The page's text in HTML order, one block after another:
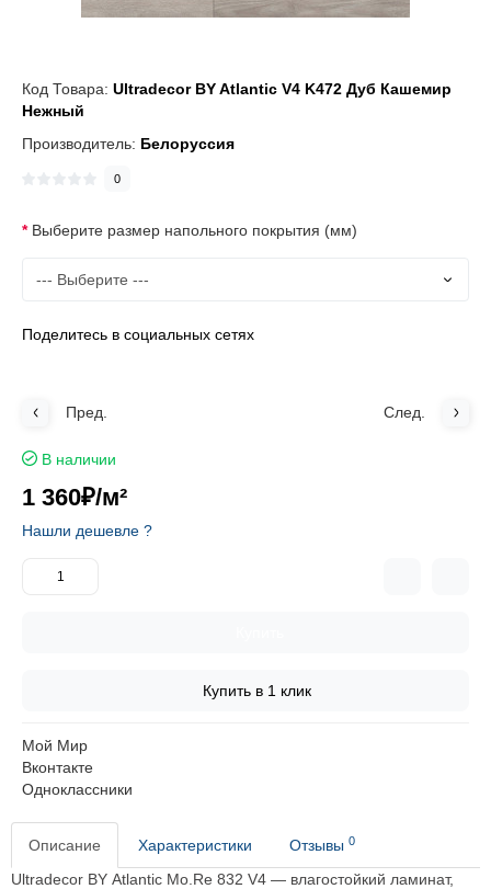
Код Товара: Ultradecor BY Atlantic V4 K472 Дуб Кашемир
Нежный
Производитель: Белоруссия
0
Выберите размер напольного покрытия (мм)
Поделитесь в социальных сетях
Пред. След.
В наличии
1 360₽/м²
Нашли дешевле ?
Купить в 1 клик
Мой Мир
Вконтакте
Одноклассники
Описание Характеристики Отзывы 0
Ultradecor BY Atlantic Mo.Re 832 V4 — влагостойкий ламинат,